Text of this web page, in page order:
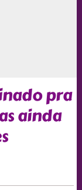
pra
ainda